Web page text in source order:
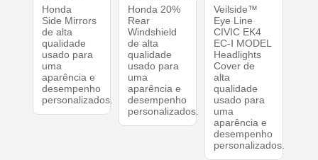
Honda
Side Mirrors
de alta
qualidade
usado para
uma
aparência e
desempenho
personalizados.
Honda 20%
Rear
Windshield
de alta
qualidade
usado para
uma
aparência e
desempenho
personalizados.
Veilside™
Eye Line
CIVIC EK4
EC-Ⅰ MODEL
Headlights
Cover de
alta
qualidade
usado para
uma
aparência e
desempenho
personalizados.